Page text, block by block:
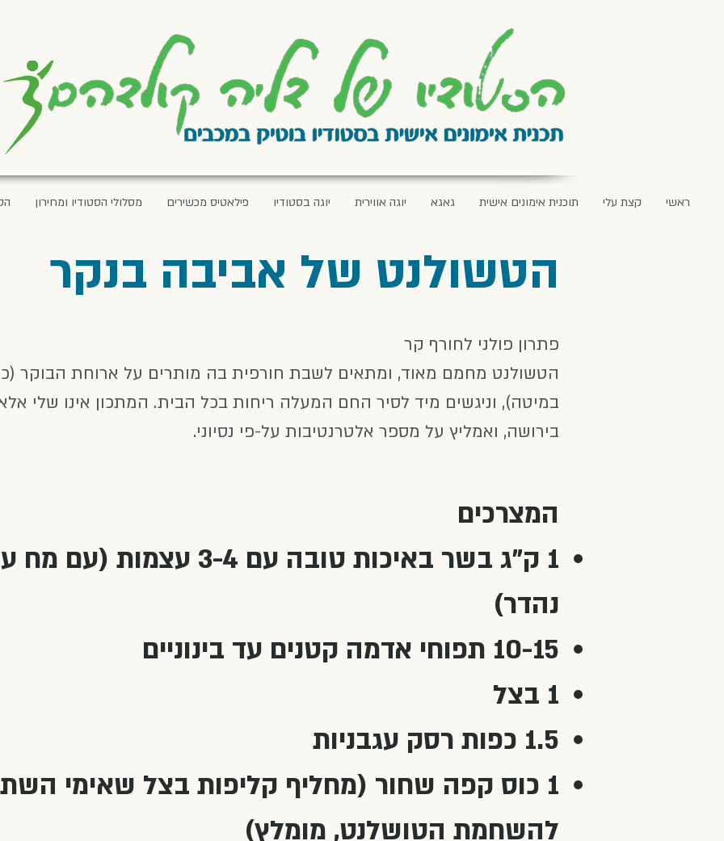
ראשי קצת עלי תוכנית אימונים אישית גאגא יוגה אווירית יוגה בסטודיו פילאטיס מכשירים מסלולי הסטודיו ומחירון
הטשולנט של אביבה בנקר
פתרון פולני לחורף קר
הטשולנט מחמם מאוד, ומתאים לשבת חורפית בה מותרים על ארוחת הבוקר
במיטה), וניגשים מיד לסיר החם המעלה ריחות בכל הבית. המתכון אינו שלי
בירושה, ואמליץ על מספר אלטרנטיבות על-פי נסיוני.
המצרכים
1 ק"ג בשר באיכות טובה עם 3-4 עצמות
נהדר)
10-15 תפוחי אדמה קטנים עד בינוניים
1 בצל
1.5 כפות רסק עגבניות
1 כוס קפה שחור (מחליף קליפות בצל שאימי
להשחמת הטושלנט, מומלץ)